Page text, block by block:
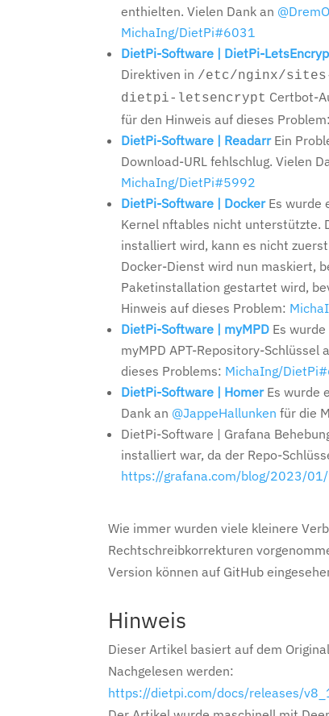
enthielten. Vielen Dank an
MichaIng/DietPi#6031
DietPi-Software | DietPi-
Direktiven in /etc/nginx/
dietpi-letsencrypt Certbot-
für den Hinweis auf dieses Problem:
DietPi-Software | ReadarrEin
Download-URL fehlschlug. Vielen
MichaIng/DietPi#5992
DietPi-Software | DockerEs wurde
Kernel nftables nicht unterstützte.
installiert wird, kann es nicht
Docker-Dienst wird nun maskiert,
Paketinstallation gestartet wird,
Hinweis auf dieses Problem:
DietPi-Software | myMPD Es
myMPD APT-Repository-
dieses Problems: MichaIng/
DietPi-Software | HomerEs wurde
Dank an @JappeHallunken für die
DietPi-Software | Grafana
installiert war, da der Repo-
https://grafana.com/blog/2023/
Wie immer wurden viele kleinere
Rechtschreibkorrekturen
Version können auf GitHub
Hinweis
Dieser Artikel basiert auf dem
Nachgelesen werden:
https://dietpi.com/docs/releases/